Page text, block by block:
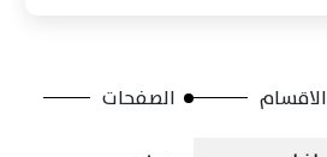
الاقسام الصفحات